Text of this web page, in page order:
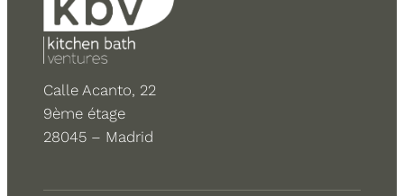
Calle Acanto, 22
9ème étage
28045 – Madrid